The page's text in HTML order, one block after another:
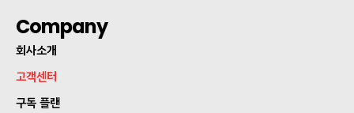
Company
회사소개
고객센터
구독 플랜